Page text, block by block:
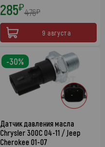
285₽476₽
9 августа
Датчик давления масла
Chrysler 300C 04-11 / Jeep
Cherokee 01-07
-30%